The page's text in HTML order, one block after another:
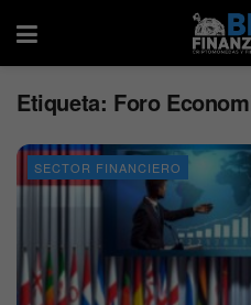
Etiqueta: Foro
SECTOR FINANCIERO